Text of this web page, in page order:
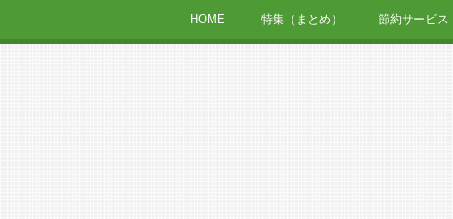
HOME 特集（まとめ） 節約サービス